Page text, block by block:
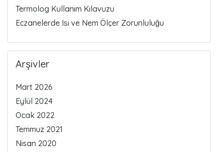
Termolog Kullanım Kılavuzu
Eczanelerde Isı ve Nem Ölçer Zorunluluğu
Arşivler
Mart 2026
Eylül 2024
Ocak 2022
Temmuz 2021
Nisan 2020